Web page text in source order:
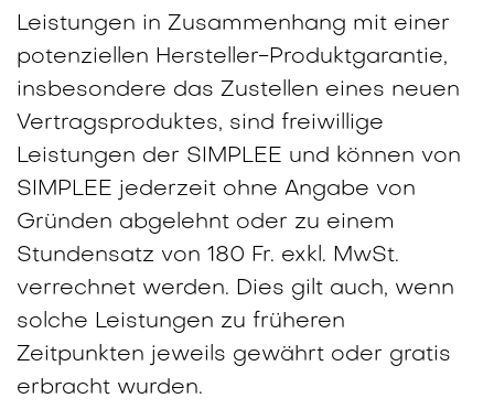
Leistungen in Zusammenhang mit einer
potenziellen Hersteller-Produktgarantie,
insbesondere das Zustellen eines neuen
Vertragsproduktes, sind freiwillige
Leistungen der SIMPLEE und können von
SIMPLEE jederzeit ohne Angabe von
Gründen abgelehnt oder zu einem
Stundensatz von 180 Fr. exkl. MwSt.
verrechnet werden. Dies gilt auch, wenn
solche Leistungen zu früheren
Zeitpunkten jeweils gewährt oder gratis
erbracht wurden.